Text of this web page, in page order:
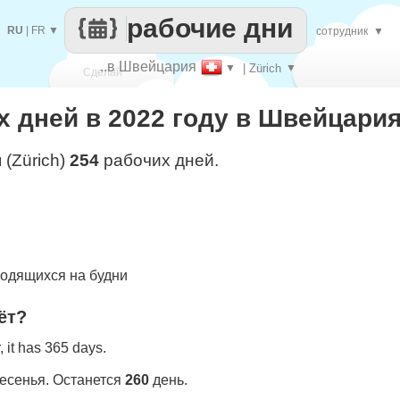
Сделай
каждый
..в Швейцария ▼ | Zürich ▼
рабочие дни
RU FR ▼ сотрудник ▼
дней в 2022 году в
254 рабочих дней.
на будни
it has 365 days.
Останется 260 день.